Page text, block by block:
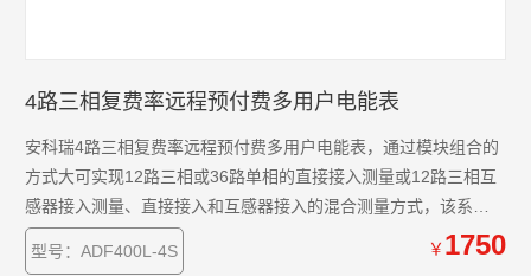
4路三相复费率远程预付费多用户电能表
安科瑞4路三相复费率远程预付费多用户电能表，通过模块组合的
方式大可实现12路三相或36路单相的直接接入测量或12路三相互
感器接入测量、直接接入和互感器接入的混合测量方式，该系列
电能表因准确度高、集中安装、集中管理、安装灵活性高，互不
干扰等优势深受小区、学校、企业等的青睐。该系列仪表支持预
型号：ADF400L-4S ￥ 1750